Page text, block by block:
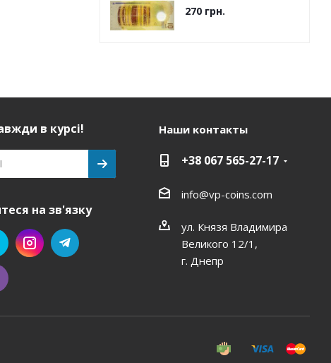
270грн.
в курсі!
на зв'язку
Наши контакты
+38 067 565-27-17
info@vp-coins.com
ул. Князя Владимира
Великого 12/1,
г. Днепр